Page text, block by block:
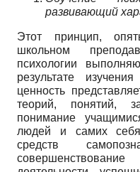
развивающий
Этот принцип,
школьном
психологии
результате
ценность
теорий, понятий,
понимание
людей и самих себя:
средств